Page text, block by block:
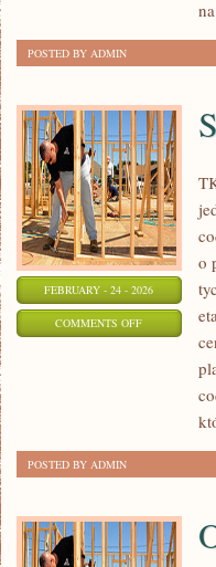
POSTED BY ADMIN
FEBRUARY - 24 - 2026
COMMENTS OFFON
DRUŻYNOWE
o
POSTED BY ADMIN